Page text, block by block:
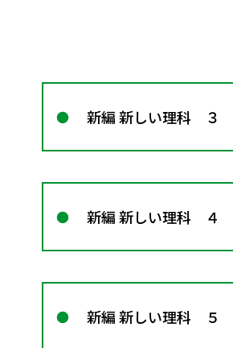
新編 新しい理科 ３
新編 新しい理科 ４
新編 新しい理科 ５